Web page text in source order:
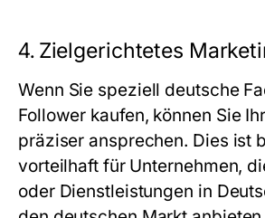
4. Zielgerichtetes
Wenn Sie speziell deutsche
Follower kaufen, können Sie
präziser ansprechen. Dies ist
vorteilhaft für Unternehmen,
oder Dienstleistungen in